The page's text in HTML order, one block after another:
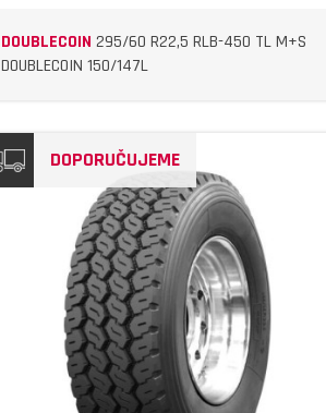
DOUBLECOIN 295/60 R22,5 RLB-450 TL M+S
DOUBLECOIN 150/147L
DOPORUČUJEME
DETAIL